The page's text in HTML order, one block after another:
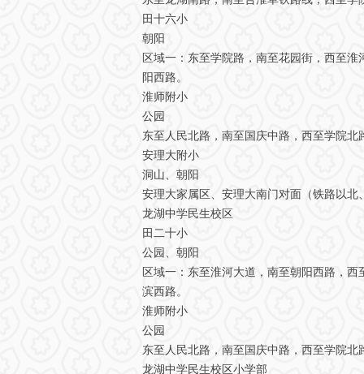
田十六小
朝阳
区域一：东至学院路，南至花园街，西至
阳西路。
淮师附小
公园
东至人民北路，南至国庆中路，西至学院北
安理大附小
洞山、朝阳
安理大家属区、安理大南门对面（铁路以
龙湖中学民生校区
田二十小
公园、朝阳
区域一：东至淮河大道，南至朝阳西路，
滨西路。
淮师附小
公园
东至人民北路，南至国庆中路，西至学院北
龙湖中学民生校区小学部